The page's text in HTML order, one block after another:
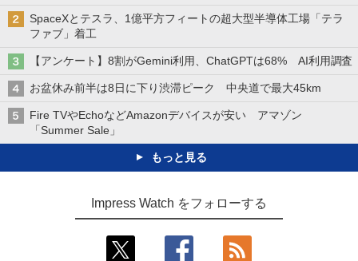
SpaceXとテスラ、1億平方フィートの超大型半導体工場「テラ
ファブ」着工
【アンケート】8割がGemini利用、ChatGPTは68% AI利用調査
お盆休み前半は8日に下り渋滞ピーク 中央道で最大45km
Fire TVやEchoなどAmazonデバイスが安い アマゾン
「Summer Sale」
もっと見る
Impress Watch をフォローする